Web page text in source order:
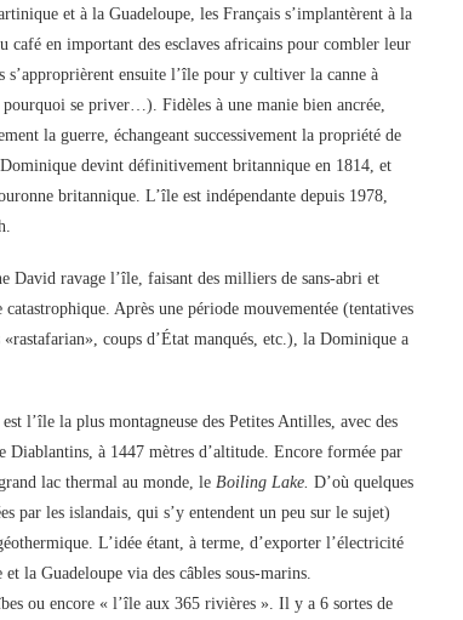
et à la Guadeloupe, les Français s’implantèrent à la
en important des esclaves africains pour combler leur
ensuite l’île pour y cultiver la canne à
se priver…). Fidèles à une manie bien ancrée,
la guerre, échangeant successivement la propriété de
devint définitivement britannique en 1814, et
britannique. L’île est indépendante depuis 1978,
David ravage l’île, faisant des milliers de sans-abri et
Après une période mouvementée (tentatives
coups d’État manqués, etc.), la Dominique a
l’île la plus montagneuse des Petites Antilles, avec des
Diablantins, à 1447 mètres d’altitude. Encore formée par
lac thermal au monde, le Boiling Lake. D’où quelques
par les islandais, qui s’y entendent un peu sur le sujet)
L’idée étant, à terme, d’exporter l’électricité
la Guadeloupe via des câbles sous-marins.
ou encore « l’île aux 365 rivières ». Il y a 6 sortes de